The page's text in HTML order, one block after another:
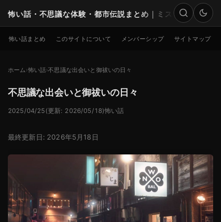
怖い話・不思議な体験・都市伝説まとめ｜ミステリー
検索
怖い話まとめ このサイトについて メンバーシップ サイトマップ
ホーム 怖い話 不思議な出会いと御祓いの日々
不思議な出会いと御祓いの日々
2025/04/25 (更新: 2026/05/18)怖い話
最終更新日: 2026年5月18日